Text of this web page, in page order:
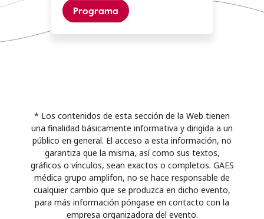
Programa
* Los contenidos de esta sección de la Web tienen
una finalidad básicamente informativa y dirigida a un
público en general. El acceso a esta información, no
garantiza que la misma, así como sus textos,
gráficos o vínculos, sean exactos o completos. GAES
médica grupo amplifon, no se hace responsable de
cualquier cambio que se produzca en dicho evento,
para más información póngase en contacto con la
empresa organizadora del evento.